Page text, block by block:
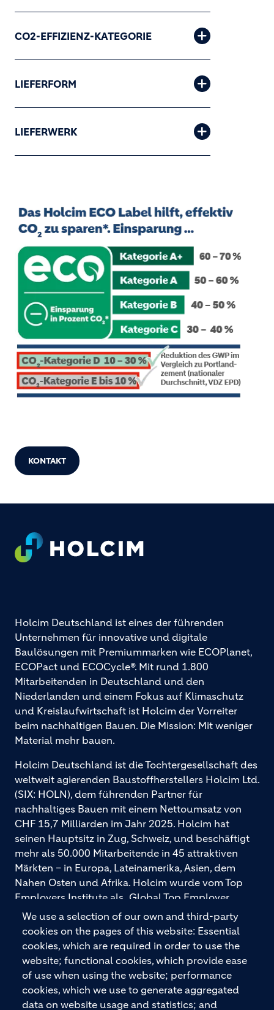
CO2-EFFIZIENZ-KATEGORIE
LIEFERFORM
LIEFERWERK
KONTAKT
We use a selection of our own and third-party
cookies on the pages of this website: Essential
cookies, which are required in order to use the
website; functional cookies, which provide ease
of use when using the website; performance
cookies, which we use to generate aggregated
data on website usage and statistics; and
Footer
Holcim Deutschland ist eines der führenden
Unternehmen für innovative und digitale
Baulösungen mit Premiummarken wie ECOPlanet,
ECOPact und ECOCycle®. Mit rund 1.800
Mitarbeitenden in Deutschland und den
Niederlanden und einem Fokus auf Klimaschutz
und Kreislaufwirtschaft ist Holcim der Vorreiter
beim nachhaltigen Bauen. Die Mission: Mit weniger
Material mehr bauen.
Holcim Deutschland ist die Tochtergesellschaft des
weltweit agierenden Baustoffherstellers Holcim Ltd.
(SIX: HOLN), dem führenden Partner für
nachhaltiges Bauen mit einem Nettoumsatz von
CHF 15,7 Milliarden im Jahr 2025. Holcim hat
seinen Hauptsitz in Zug, Schweiz, und beschäftigt
mehr als 50.000 Mitarbeitende in 45 attraktiven
Märkten – in Europa, Lateinamerika, Asien, dem
Nahen Osten und Afrika. Holcim wurde vom Top
Employers Institute als „Global Top Employer
2026“ ausgezeichnet. Holcim bietet hochwertige
Baustoffe und integrierte Baulösungen für den
gesamten Bauprozess – vom Fundament über den
Boden bis zu Wänden und Dächern – mit
Premiummarken wie ECOPact, ECOPlanet,
ECOCycle und Ytong.